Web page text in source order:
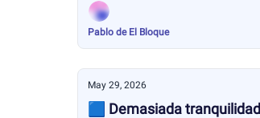
Pablo de El Bloque
May 29, 2026
🟦 Demasiada tranquilidad